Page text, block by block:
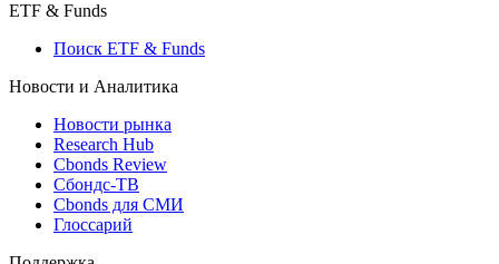
ETF & Funds
Поиск ETF & Funds
Новости и Аналитика
Новости рынка
Research Hub
Cbonds Review
Сбондс-ТВ
Cbonds для СМИ
Глоссарий